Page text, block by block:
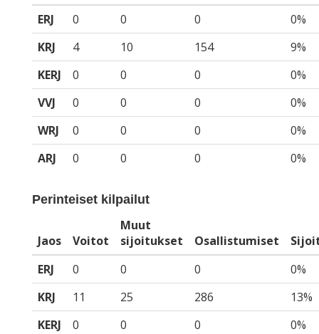
ERJ
0 0 0
0%
KRJ
4 10 154
9%
KERJ
0 0 0
0%
VVJ
0 0 0
0%
WRJ
0 0 0
0%
ARJ
0 0 0 0%
Perinteiset kilpailut
Jaos Voitot
Muut
sijoitukset
Osallistumiset
ERJ
0 0 0
0%
KRJ
11 25 286
13%
KERJ
0 0 0
0%